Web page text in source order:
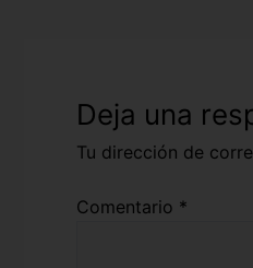
Deja una
Tu dirección de
Comentario *